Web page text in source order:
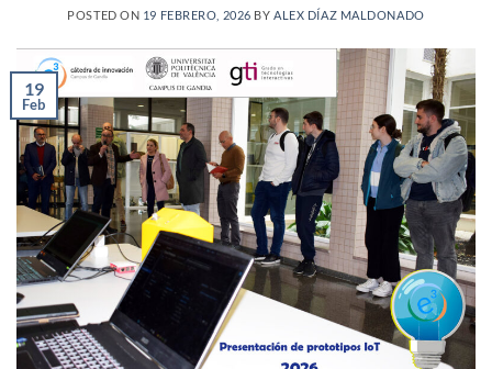
POSTED ON 19 FEBRERO, 2026 BYALEX DÍAZ MALDONADO
19
Feb